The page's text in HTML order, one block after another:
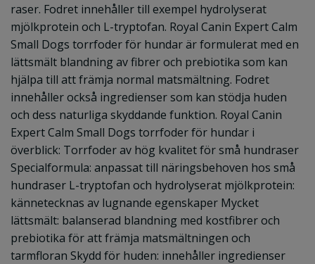
raser. Fodret innehåller till exempel hydrolyserat
mjölkprotein och L-tryptofan. Royal Canin Expert Calm
Small Dogs torrfoder för hundar är formulerat med en
lättsmält blandning av fibrer och prebiotika som kan
hjälpa till att främja normal matsmältning. Fodret
innehåller också ingredienser som kan stödja huden
och dess naturliga skyddande funktion. Royal Canin
Expert Calm Small Dogs torrfoder för hundar i
överblick: Torrfoder av hög kvalitet för små hundraser
Specialformula: anpassat till näringsbehoven hos små
hundraser L-tryptofan och hydrolyserat mjölkprotein:
kännetecknas av lugnande egenskaper Mycket
lättsmält: balanserad blandning med kostfibrer och
prebiotika för att främja matsmältningen och
tarmfloran Skydd för huden: innehåller ingredienser